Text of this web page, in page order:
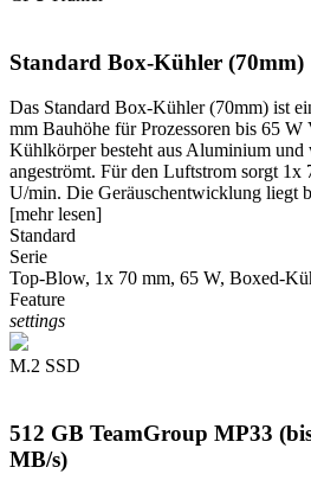
Standard Box-Kühler (70mm)
Das Standard Box-Kühler (70mm) ist
mm Bauhöhe für Prozessoren bis 65 W
Kühlkörper besteht aus Aluminium
angeströmt. Für den Luftstrom sorgt 1x
U/min. Die Geräuschentwicklung liegt
[mehr lesen]
Standard
Serie
Top-Blow, 1x 70 mm, 65 W, Boxed-
Feature
settings
M.2 SSD
512 GB TeamGroup MP33
MB/s)